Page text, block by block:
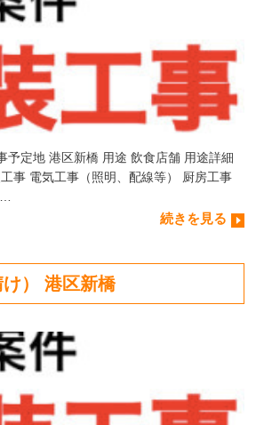
予定地 港区新橋 用途 飲食店舗 用途詳細
事 電気工事（照明、配線等） 厨房工事
続きを見る
） 港区新橋